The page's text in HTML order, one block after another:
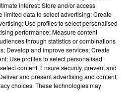
ENFANT DÉCÈDE APRÈS
interest: Store and/or access
limited data to select advertising; Create
Use profiles to select personalised
performance; Measure content
through statistics or combinations
Develop and improve services; Create
Use profiles to select personalised
content; Ensure security, prevent and
and present advertising and content;
choices. These technologies may